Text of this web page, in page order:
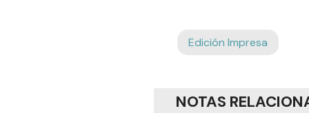
Edición Impresa
NOTAS